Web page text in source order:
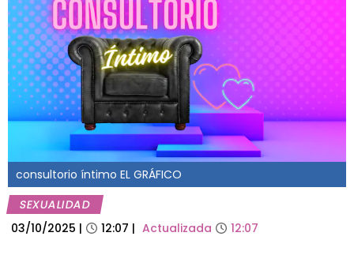
consultorio íntimo EL GRÁFICO
SEXUALIDAD
03/10/2025 | 12:07 | Actualizada 12:07